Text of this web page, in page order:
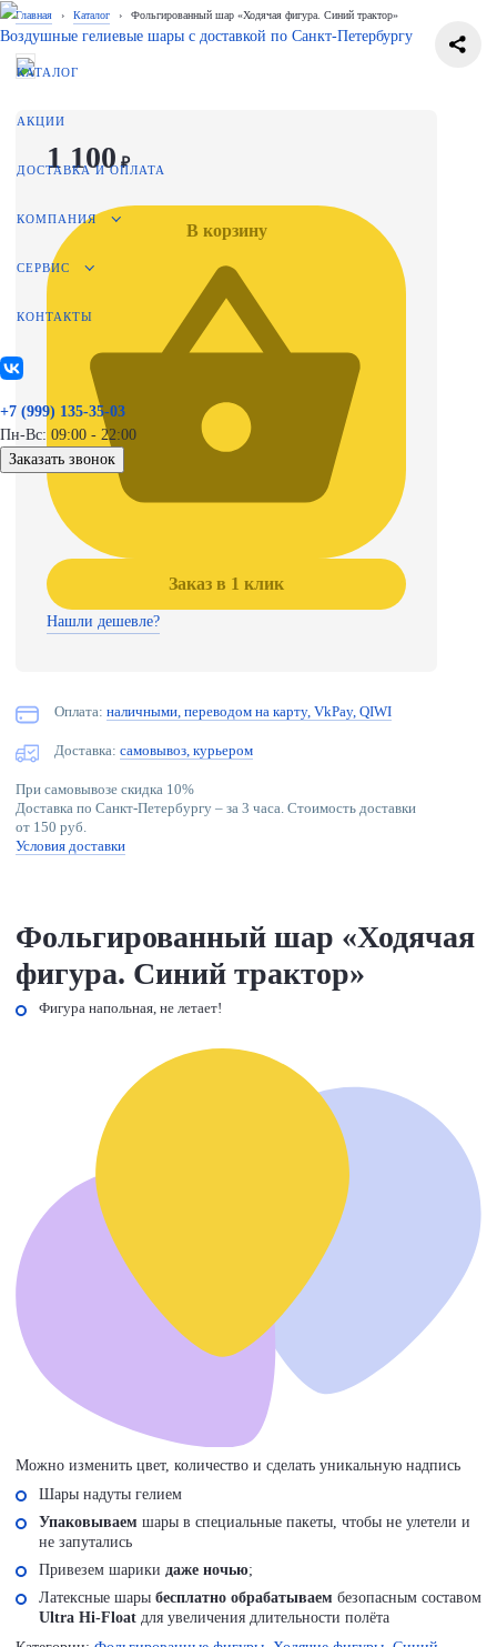
Воздушные гелиевые шары с доставкой по Санкт-Петербургу
КАТАЛОГ
АКЦИИ
ДОСТАВКА И ОПЛАТА
КОМПАНИЯ
СЕРВИС
КОНТАКТЫ
+7 (999) 135-35-03
Пн-Вс: 09:00 - 22:00
Заказать звонок
Главная › Каталог › Фольгированный шар «Ходячая фигура. Синий трактор»
Фольгированный шар «Ходячая
фигура. Синий трактор»
Фигура напольная, не летает!
Можно изменить цвет, количество и сделать уникальную надпись
Шары надуты гелием
Упаковываем шары в специальные пакеты, чтобы не улетели и
не запутались
Привезем шарики даже ночью;
Латексные шары бесплатно обрабатываем безопасным составом
Ultra Hi-Float для увеличения длительности полёта
1 100₽
В корзину
Заказ в 1 клик
Нашли дешевле?
Оплата: наличными, переводом на карту, VkPay, QIWI
Доставка: самовывоз, курьером
При самовывозе скидка 10%
Доставка по Санкт-Петербургу – за 3 часа. Стоимость доставки
от 150 руб.
Условия доставки